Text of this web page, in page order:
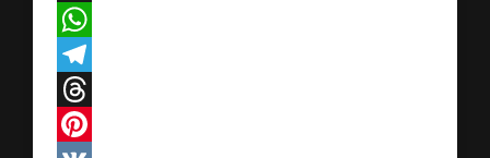
X
WhatsApp
Telegram
Threads